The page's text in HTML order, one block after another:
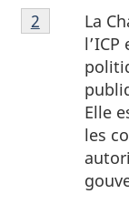
Note
en
La
Elle
les
Retour à la
2